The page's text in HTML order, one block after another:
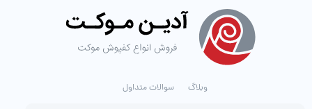
وبلاگ سوالات متداول